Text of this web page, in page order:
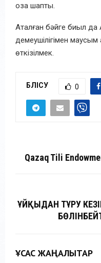
оза шапты.
Аталған бәйге биыл
демеушілігімен
өткізілмек.
БӨЛІСУ 0
Qazaq Tili
ҰЙҚЫДАН ТҰРУ
ҰҚСАС ЖАҢАЛЫҚТАР